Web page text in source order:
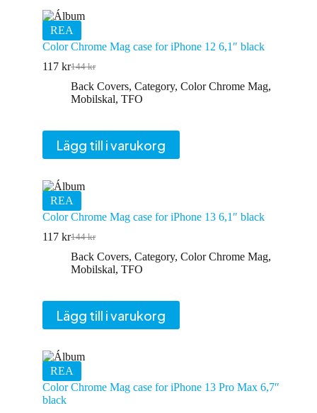
REA
Color Chrome Mag case for iPhone 12 6,1″ black
144kr
Det
ursprungliga
priset
117 krDet
nuvarande
priset
Back Covers, Category, Color Chrome Mag,
Mobilskal, TFO
Lägg till i varukorg
REA
Color Chrome Mag case for iPhone 13 6,1″ black
144kr
Det
ursprungliga
priset
117 krDet
nuvarande
priset
Back Covers, Category, Color Chrome Mag,
Mobilskal, TFO
Lägg till i varukorg
REA
Color Chrome Mag case for iPhone 13 Pro Max 6,7″
black